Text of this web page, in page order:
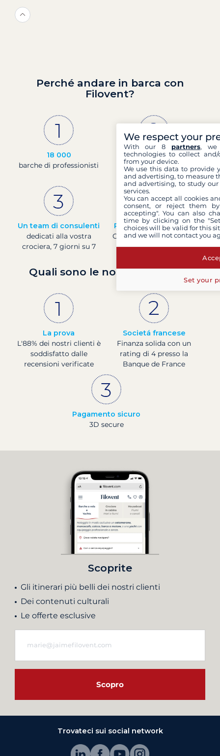
Perché andare in barca con
Filovent?
18 000
barche di professionisti
30 anni
di esperienza e di
passione
Un team di consulenti
dedicati alla vostra
crociera, 7 giorni su 7
Prezzi in tempo reale
Controllare i prezzi delle
barche in tempo reale
Quali sono le nostre garanzie?
La prova
L'88% dei nostri clienti è
soddisfatto dalle
recensioni verificate
Societá francese
Finanza solida con un
rating di 4 presso la
Banque de France
Pagamento sicuro
3D secure
Scoprite
Gli itinerari più belli dei nostri clienti
Dei contenuti culturali
Le offerte esclusive
Scopro
Trovateci sui social network
We respect your
With our 8 partners, we
technologies to collect
from your device.
We use this data to provide
and advertising, to measure
and advertising, to study
services.
You can accept all cookies
consent, or reject them
accepting". You can also
time by clicking on the
choices will be valid for this
and we will not contact you
Set your